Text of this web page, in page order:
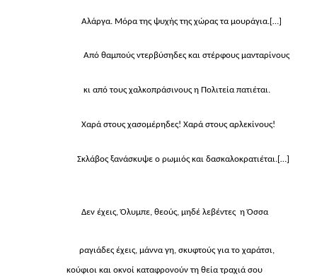
Αλάργα. Μόρα της ψυχής της χώρας τα μουράγια. […]
Από θαμπούς ντερβύσηδες και στέρφους μανταρίνους
κι από τους χαλκοπράσινους η Πολιτεία πατιέται.
Χαρά στους χασομέρηδες! Χαρά στους αρλεκίνους!
Σκλάβος ξανάσκυψε ο ρωμιός και δασκαλοκρατιέται.[…]
Δεν έχεις, Όλυμπε, θεούς, μηδέ λεβέντες η Όσσα
ραγιάδες έχεις, μάννα γη, σκυφτούς για το χαράτσι,
κούφιοι και οκνοί καταφρονούν τη θεία τραχιά σου